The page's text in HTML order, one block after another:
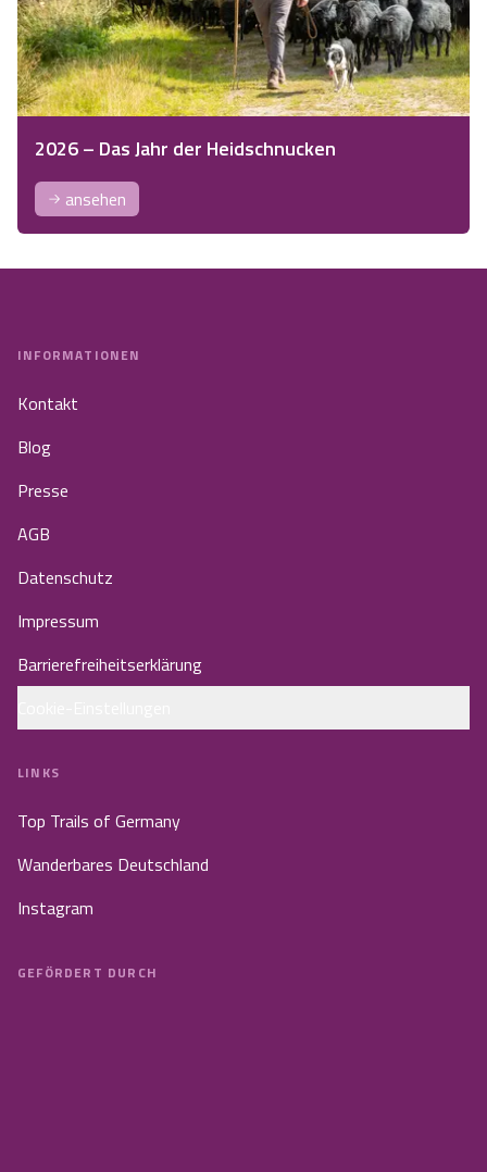
2026 – Das Jahr der Heidschnucken
ansehen
INFORMATIONEN
Kontakt
Blog
Presse
AGB
Datenschutz
Impressum
Barrierefreiheitserklärung
LINKS
Top Trails of Germany
Wanderbares Deutschland
Instagram
GEFÖRDERT DURCH